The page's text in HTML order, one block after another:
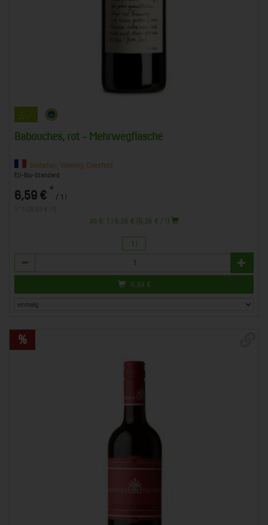
Babouches, rot - Mehrwegflasche
bioladen, Weiling Coesfeld
EU-Bio-Standard
6,59 € * / 1 l
ab 6: 1 l 6,26 € (6,26 € / l)
1 l
Anzahl
6,59 €